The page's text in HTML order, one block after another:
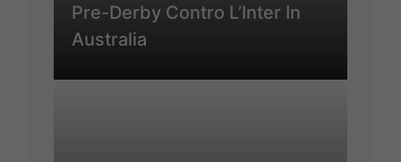
Pre-Derby Contro L’Inter In
Australia